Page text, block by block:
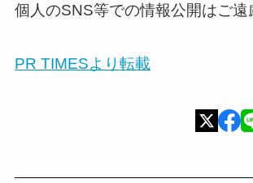
個人のSNS等での情報公開はご遠
PR TIMESより転載